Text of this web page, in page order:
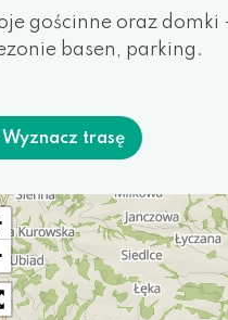
gościnne oraz
basen, parking.
Wyznacz trasę